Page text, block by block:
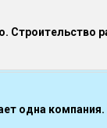
Строительство
одна компания.